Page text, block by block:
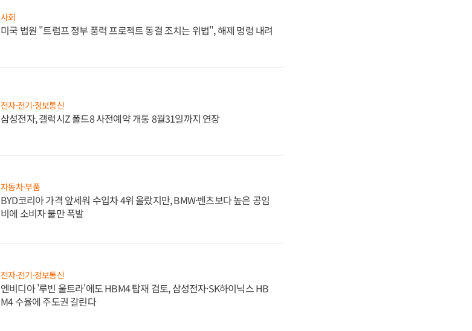
사회
미국 법원 "트럼프 정부 풍력 프로젝트 동결 조치는 위법", 해제 명령 내려
전자·전기·정보통신
삼성전자, 갤럭시Z 폴드8 사전예약 개통 8월31일까지 연장
자동차·부품
BYD코리아 가격 앞세워 수입차 4위 올랐지만, BMW·벤츠보다 높은 공임
비에 소비자 불만 폭발
전자·전기·정보통신
엔비디아 '루빈 울트라'에도 HBM4 탑재 검토, 삼성전자·SK하이닉스 HB
M4 수율에 주도권 갈린다